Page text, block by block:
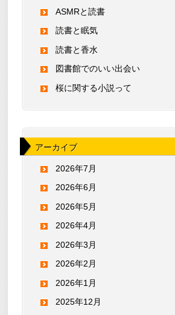
ASMRと読書
読書と眠気
読書と香水
図書館でのいい出会い
桜に関する小説って
アーカイブ
2026年7月
2026年6月
2026年5月
2026年4月
2026年3月
2026年2月
2026年1月
2025年12月